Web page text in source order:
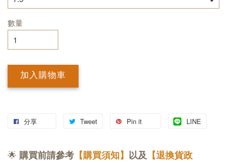
數量
加入購物車
分享 Tweet Pin it LINE
🌟 購買前請參考 【購買須知】 以及 【退換貨政